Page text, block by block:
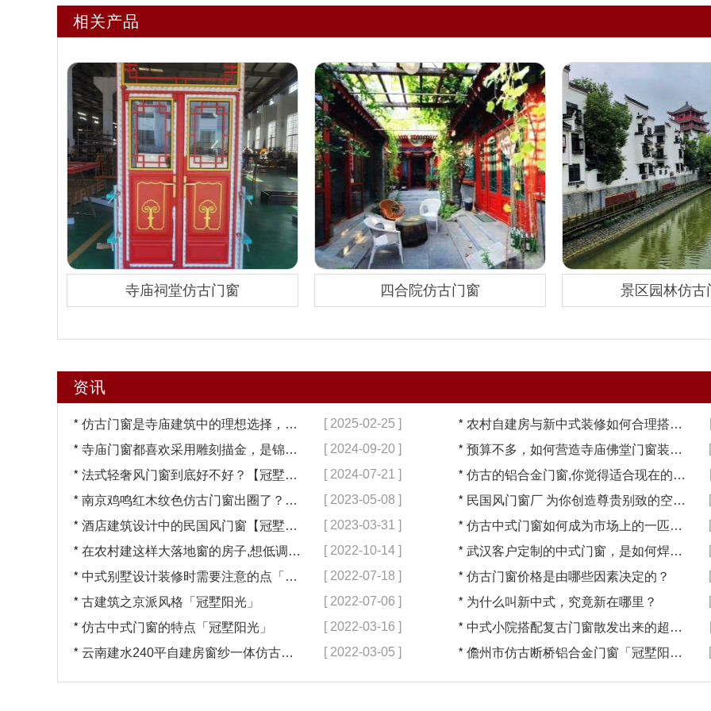
相关产品
寺庙祠堂仿古门窗 四合院仿古门窗 景区园林仿古
资讯
* 仿古门窗是寺庙建筑中的理想选择，换一次用终生【冠墅阳光】 [ 2025-02-25 ] * 农村自建房与新中式装修如何合理搭配【冠墅阳光】
* 寺庙门窗都喜欢采用雕刻描金，是锦上添花吗？【冠墅阳光】 [ 2024-09-20 ] * 预算不多，如何营造寺庙佛堂门窗装修【冠墅阳光】
* 法式轻奢风门窗到底好不好？【冠墅阳光】 [ 2024-07-21 ] * 仿古的铝合金门窗,你觉得适合现在的装修吗?【冠墅阳光】
* 南京鸡鸣红木纹色仿古门窗出圈了？【冠墅阳光】 [ 2023-05-08 ] * 民国风门窗厂 为你创造尊贵别致的空间【冠墅阳光】
* 酒店建筑设计中的民国风门窗【冠墅阳光】 [ 2023-03-31 ] * 仿古中式门窗如何成为市场上的一匹黑马【冠墅阳光】
* 在农村建这样大落地窗的房子,想低调都难吧【冠墅阳光】 [ 2022-10-14 ] * 武汉客户定制的中式门窗，是如何焊接的呢？
* 中式别墅设计装修时需要注意的点「冠墅阳光」 [ 2022-07-18 ] * 仿古门窗价格是由哪些因素决定的？
* 古建筑之京派风格「冠墅阳光」 [ 2022-07-06 ] * 为什么叫新中式，究竟新在哪里？
* 仿古中式门窗的特点「冠墅阳光」 [ 2022-03-16 ] * 中式小院搭配复古门窗散发出来的超凡气质 「冠墅阳光」
* 云南建水240平自建房窗纱一体仿古门窗完工「冠墅阳光」 [ 2022-03-05 ] * 儋州市仿古断桥铝合金门窗「冠墅阳光」